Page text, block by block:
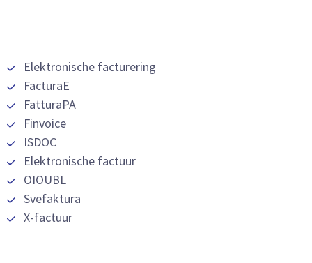
Elektronische facturering
FacturaE
FatturaPA
Finvoice
ISDOC
Elektronische factuur
OIOUBL
Svefaktura
X-factuur